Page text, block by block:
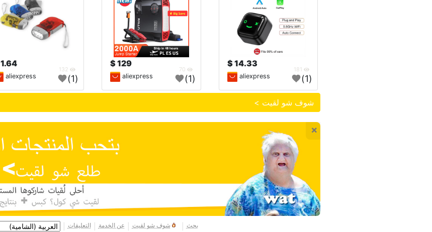
14.33 $
aliexpress (1)
129 $
aliexpress (1)
1.64 $
aliexpress (1)
شوف شو لقيت >
×
بحث شوف شو لقيت عن الخدمة التعليقات